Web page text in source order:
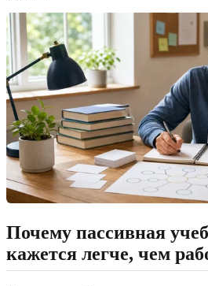
Почему пассивная
кажется легче, чем